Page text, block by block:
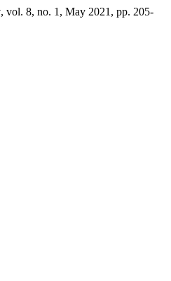
, vol. 8, no. 1, May 2021, pp. 205-